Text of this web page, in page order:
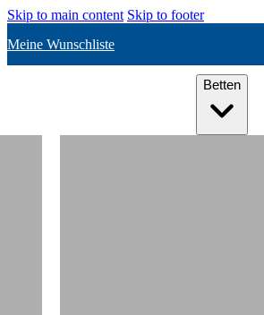
Skip to main content Skip to footer
Meine Wunschliste
Betten